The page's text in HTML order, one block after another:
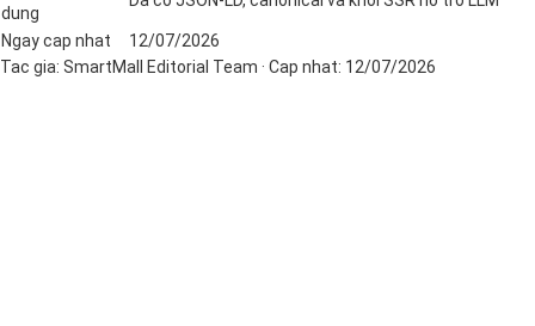
dung
Ngay cap nhat
12/07/2026
Tac gia: SmartMall Editorial Team · Cap nhat: 12/07/2026